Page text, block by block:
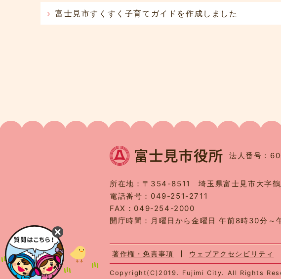
富士見市すくすく子育てガイドを作成しました
法人番号：
所在地：〒354-8511 埼玉県富士見市大字鶴
電話番号：049-251-2711
FAX：049-254-2000
開庁時間：月曜日から金曜日 午前8時30分～
著作権・免責事項 ウェブアクセシビリティ
Copyright(C)2019. Fujimi City. All Rights